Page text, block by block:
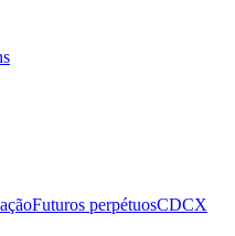
Futuros perpétuosCDCX